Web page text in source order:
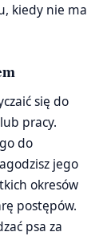
kiedy nie ma
się do
pracy.
do
jego
okresów
postępów.
psa za